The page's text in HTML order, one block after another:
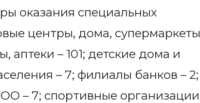
оказания специальных
центры, дома, супермаркеты
аптеки – 101; детские дома и
– 7; филиалы банков – 2;
– 7; спортивные организации